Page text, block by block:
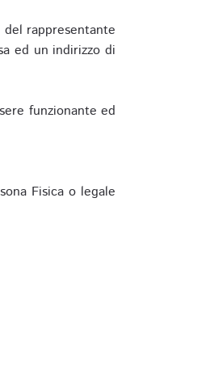
rappresentante
ed un indirizzo di
funzionante ed
Fisica o legale